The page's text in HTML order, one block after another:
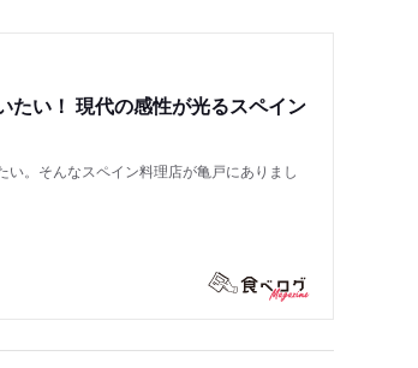
たい！ 現代の感性が光るスペイン
。そんなスペイン料理店が亀戸にありまし